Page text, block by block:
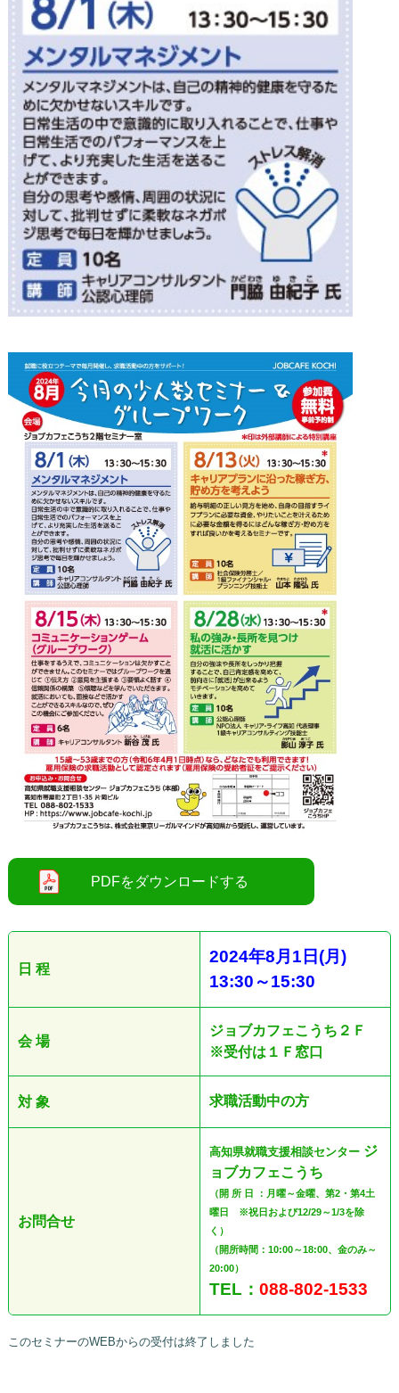
日 程
2024年8月1 日 (月 )
13:30 ～15:30
会 場
ジョブカフェこうち２Ｆ
※受付は１Ｆ窓口
対 象 求職活動中の方
お問合せ
高知県就職支援相談センター ジ
ョブカフェこうち
（開 所 日 ：月曜～金曜、第2・第4土
曜日 ※祝日および12/29～1/3を除
く）
（開所時間：10:00～18:00、金のみ～
20:00）
TEL： 088-802-1533
このセミナーのWEBからの受付は終了しました